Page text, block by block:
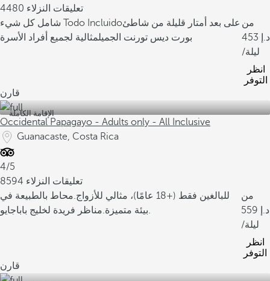
4480 تعليقات النزلاء
شامل كل شيء Todo Incluidoعلى بعد أمتار قليلة من شاطئ
بورت ديس تورنت الجميلمثالية لجميع أفراد الأسرة
من
453
/ليلة
انظر
التوفر
قارن
الإقامة الكاملة
Occidental Papagayo - Adults only - All Inclusive
Guanacaste, Costa Rica
4/5
8594 تعليقات النزلاء
للبالغين فقط (+18 عامًا)، مثالي للأزواج.
محاط بالطبيعة في
بيئة متميزة.مناظر فريدة لخليج باباجايو.
من
559
/ليلة
انظر
التوفر
قارن